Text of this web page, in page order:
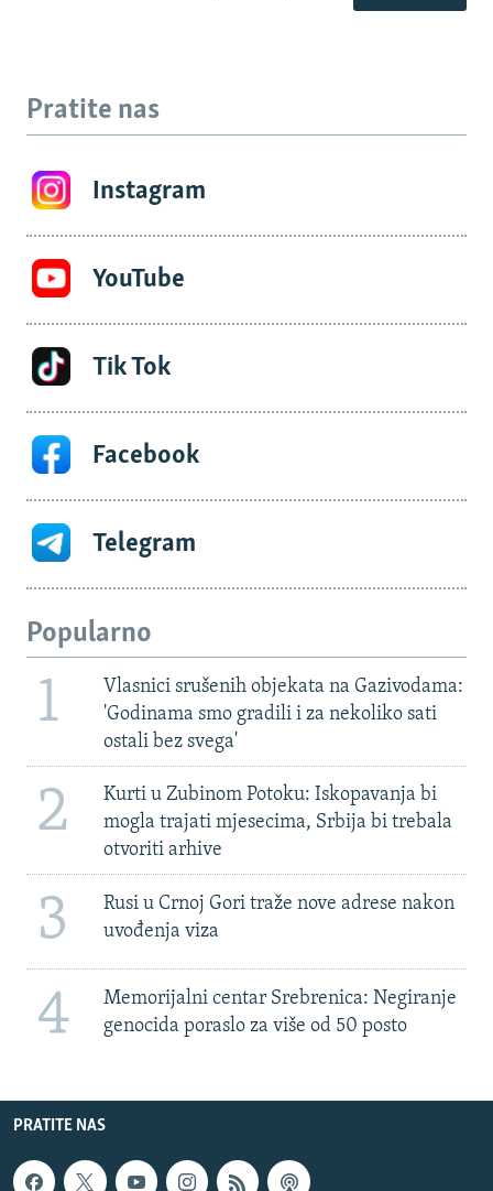
Pratite nas
Instagram
YouTube
Tik Tok
Facebook
Telegram
Popularno
1
Vlasnici srušenih objekata na Gazivodama:
'Godinama smo gradili i za nekoliko sati
ostali bez svega'
2
Kurti u Zubinom Potoku: Iskopavanja bi
mogla trajati mjesecima, Srbija bi trebala
otvoriti arhive
3
Rusi u Crnoj Gori traže nove adrese nakon
uvođenja viza
4
Memorijalni centar Srebrenica: Negiranje
genocida poraslo za više od 50 posto
PRATITE NAS